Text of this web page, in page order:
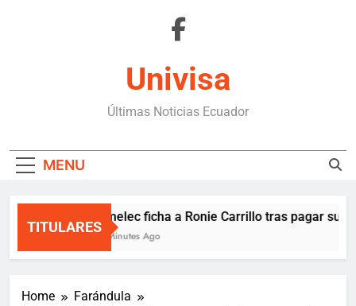
Univisa
Últimas Noticias Ecuador
MENU
TITULARES
Emelec ficha a Ronie Carrillo tras pagar su
5 Minutes Ago
Home
Farándula